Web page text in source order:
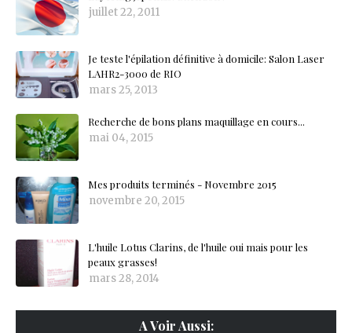
juillet 22, 2011
Je teste l'épilation définitive à domicile: Salon Laser
LAHR2-3000 de RIO
mars 25, 2013
Recherche de bons plans maquillage en cours...
mai 04, 2015
Mes produits terminés - Novembre 2015
novembre 20, 2015
L'huile Lotus Clarins, de l'huile oui mais pour les
peaux grasses!
mars 28, 2014
A Voir Aussi: